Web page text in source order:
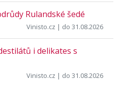
Rulandské šedé
Vinisto.cz | do 31.08.2026
i delikates s
Vinisto.cz | do 31.08.2026